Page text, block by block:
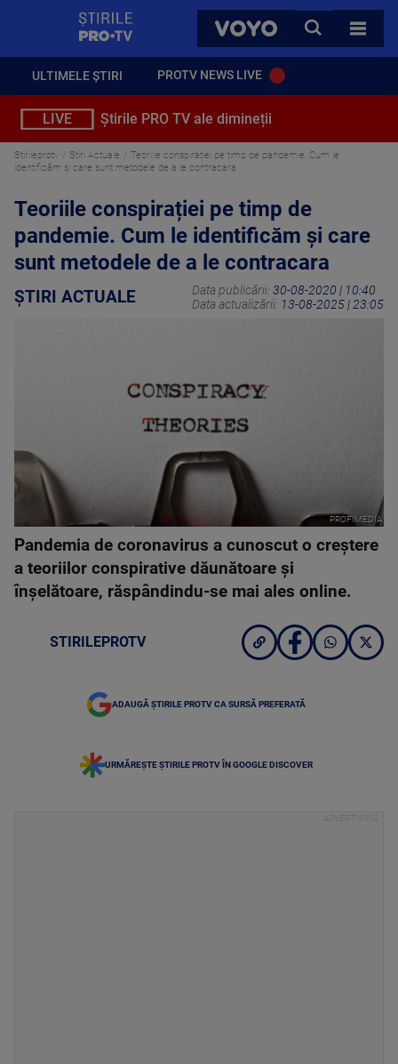
VOYO
CAUTA
TOATE
ULTIMELE ȘTIRI PROTV NEWS LIVE
LIVE Știrile PRO TV ale dimineții
Stirileprotv Știri Actuale
Teoriile conspirației pe timp de pandemie. Cum le
identificăm și care sunt metodele de a le contracara
Teoriile conspirației pe timp de
pandemie. Cum le identificăm și care
sunt metodele de a le contracara
ȘTIRI ACTUALE Data publicării: 30-08-2020 | 10:40
Data actualizării: 13-08-2025 | 23:05
PROFIMEDIA
Pandemia de coronavirus a cunoscut o creștere
a teoriilor conspirative dăunătoare și
înșelătoare, răspândindu-se mai ales online.
STIRILEPROTV
ADAUGĂ ȘTIRILE PROTV CA SURSĂ PREFERATĂ
URMĂREȘTE ȘTIRILE PROTV ÎN GOOGLE DISCOVER